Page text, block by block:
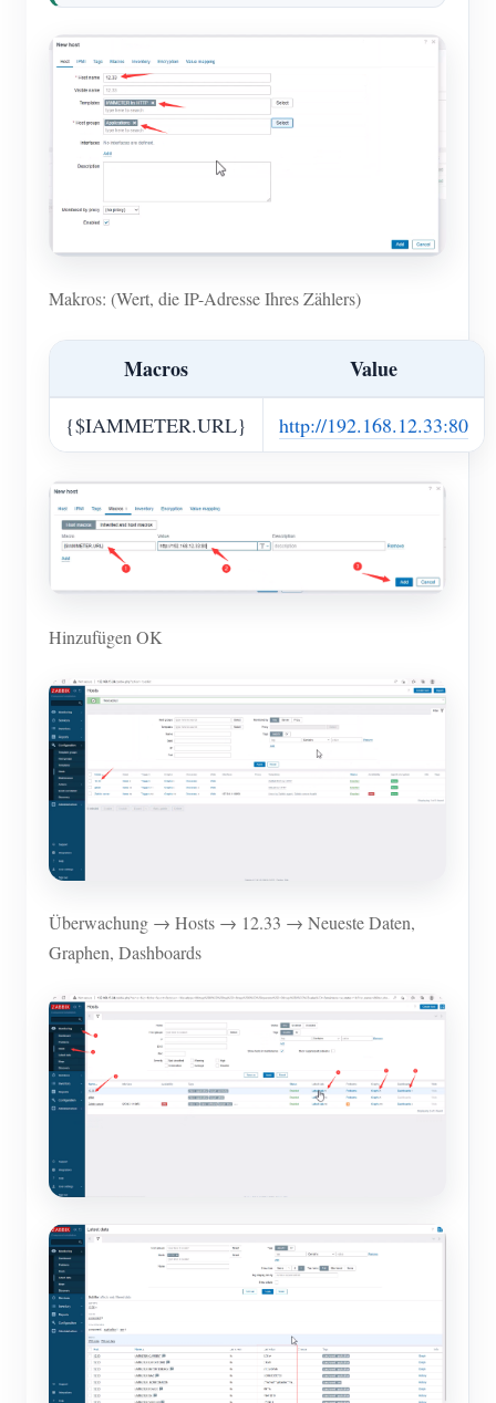
Makros: (Wert, die IP-Adresse Ihres Zählers)
Macros Value
{$IAMMETER.URL} http://192.168.12.33:80
Hinzufügen OK
Überwachung → Hosts → 12.33 → Neueste Daten,
Graphen, Dashboards